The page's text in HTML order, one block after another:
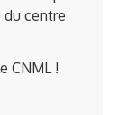
du centre
CNML !